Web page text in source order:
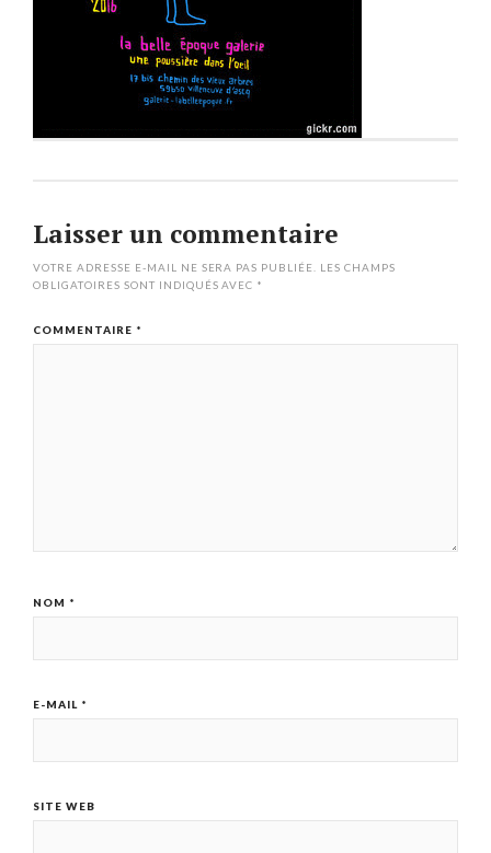
Laisser un commentaire
VOTRE ADRESSE E-MAIL NE SERA PAS PUBLIÉE.
LES CHAMPS
OBLIGATOIRES SONT INDIQUÉS AVEC *
COMMENTAIRE *
NOM *
E-MAIL *
SITE WEB